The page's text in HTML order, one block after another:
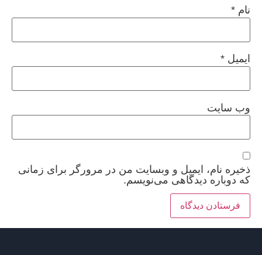
نام *
ایمیل *
وب‌ سایت
ذخیره نام، ایمیل و وبسایت من در مرورگر برای زمانی
که دوباره دیدگاهی می‌نویسم.